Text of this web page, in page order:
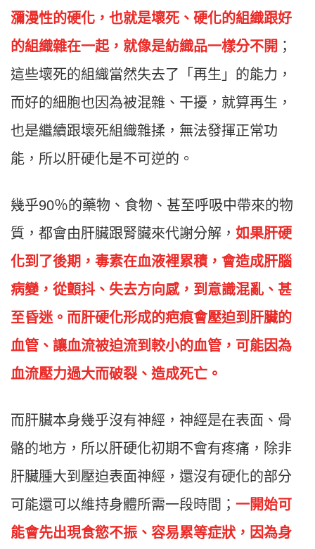
瀰漫性的硬化，也就是壞死、硬化的組織跟好
的組織雜在一起，就像是紡織品一樣分不開 ；
這些壞死的組織當然失去了「再生」的能力，
而好的細胞也因為被混雜、干擾，就算再生，
也是繼續跟壞死組織雜揉，無法發揮正常功
能，所以肝硬化是不可逆的。
幾乎90％的藥物、食物、甚至呼吸中帶來的物
質，都會由肝臟跟腎臟來代謝分解， 如果肝硬
化到了後期，毒素在血液裡累積，會造成肝腦
病變，從顫抖、失去方向感，到意識混亂、甚
至昏迷。而肝硬化形成的疤痕會壓迫到肝臟的
血管、讓血流被迫流到較小的血管，可能因為
血流壓力過大而破裂、造成死亡。
而肝臟本身幾乎沒有神經，神經是在表面、骨
骼的地方，所以肝硬化初期不會有疼痛，除非
肝臟腫大到壓迫表面神經，還沒有硬化的部分
可能還可以維持身體所需一段時間； 一開始可
能會先出現食慾不振、容易累等症狀，因為身